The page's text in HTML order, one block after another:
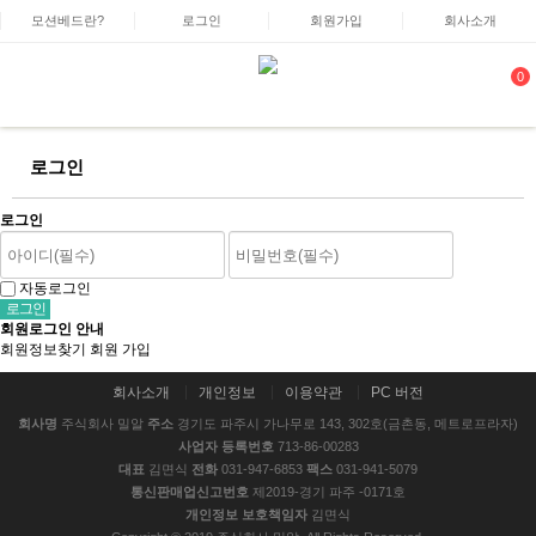
모션베드란? 로그인 회원가입 회사소개
0
로그인
로그인
자동로그인
회원로그인 안내
회원정보찾기
회원 가입
회사소개 개인정보 이용약관 PC 버전
회사명 주식회사 밀알 주소 경기도 파주시 가나무로 143, 302호(금촌동, 메트로프라자)
사업자 등록번호 713-86-00283
대표 김면식 전화 031-947-6853 팩스 031-941-5079
통신판매업신고번호 제2019-경기 파주 -0171호
개인정보 보호책임자 김면식